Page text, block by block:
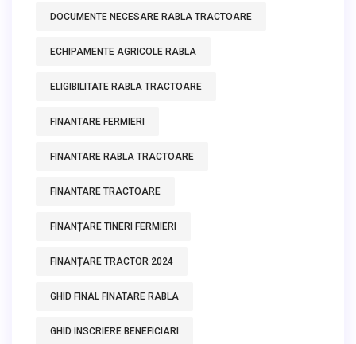
DOCUMENTE NECESARE RABLA TRACTOARE
ECHIPAMENTE AGRICOLE RABLA
ELIGIBILITATE RABLA TRACTOARE
FINANTARE FERMIERI
FINANTARE RABLA TRACTOARE
FINANTARE TRACTOARE
FINANȚARE TINERI FERMIERI
FINANȚARE TRACTOR 2024
GHID FINAL FINATARE RABLA
GHID INSCRIERE BENEFICIARI